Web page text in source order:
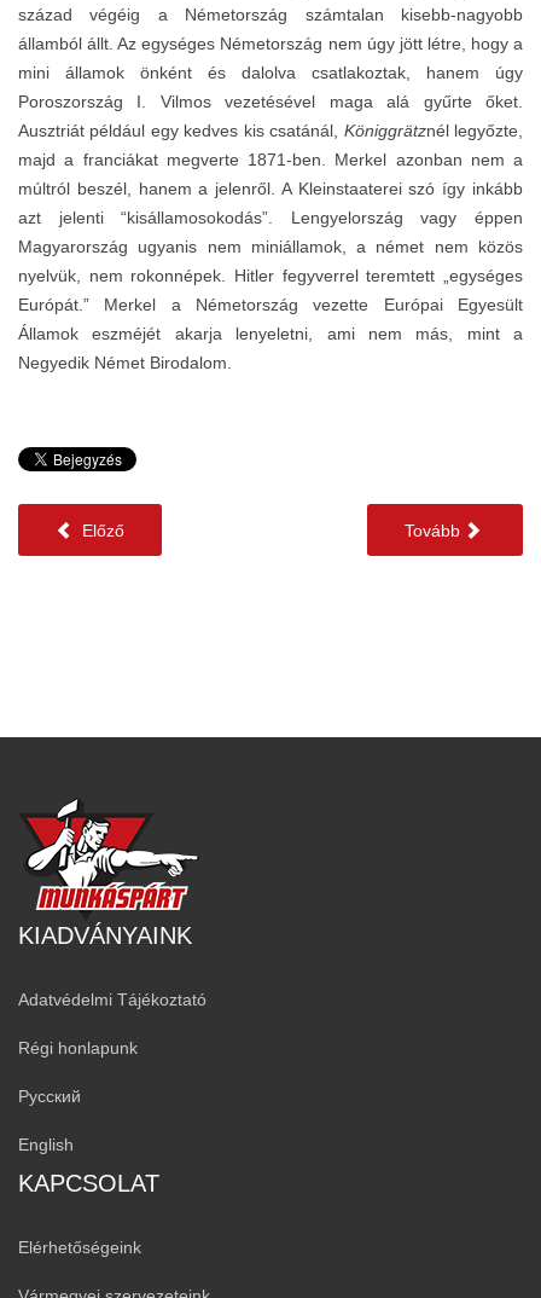
század végéig a Németország számtalan kisebb-nagyobb
államból állt. Az egységes Németország nem úgy jött létre, hogy a
mini államok önként és dalolva csatlakoztak, hanem úgy
Poroszország I. Vilmos vezetésével maga alá gyűrte őket.
Ausztriát például egy kedves kis csatánál, Königgrätznél legyőzte,
majd a franciákat megverte 1871-ben. Merkel azonban nem a
múltról beszél, hanem a jelenről. A Kleinstaaterei szó így inkább
azt jelenti “kisállamosokodás”. Lengyelország vagy éppen
Magyarország ugyanis nem miniállamok, a német nem közös
nyelvük, nem rokonnépek. Hitler fegyverrel teremtett „egységes
Európát.” Merkel a Németország vezette Európai Egyesült
Államok eszméjét akarja lenyeletni, ami nem más, mint a
Negyedik Német Birodalom.
Előző Tovább
KIADVÁNYAINK
Adatvédelmi Tájékoztató
Régi honlapunk
Русский
English
KAPCSOLAT
Elérhetőségeink